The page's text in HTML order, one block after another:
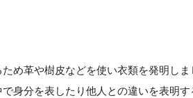
め革や樹皮などを使い衣類を発明しま
身分を表したり他人との違いを表明